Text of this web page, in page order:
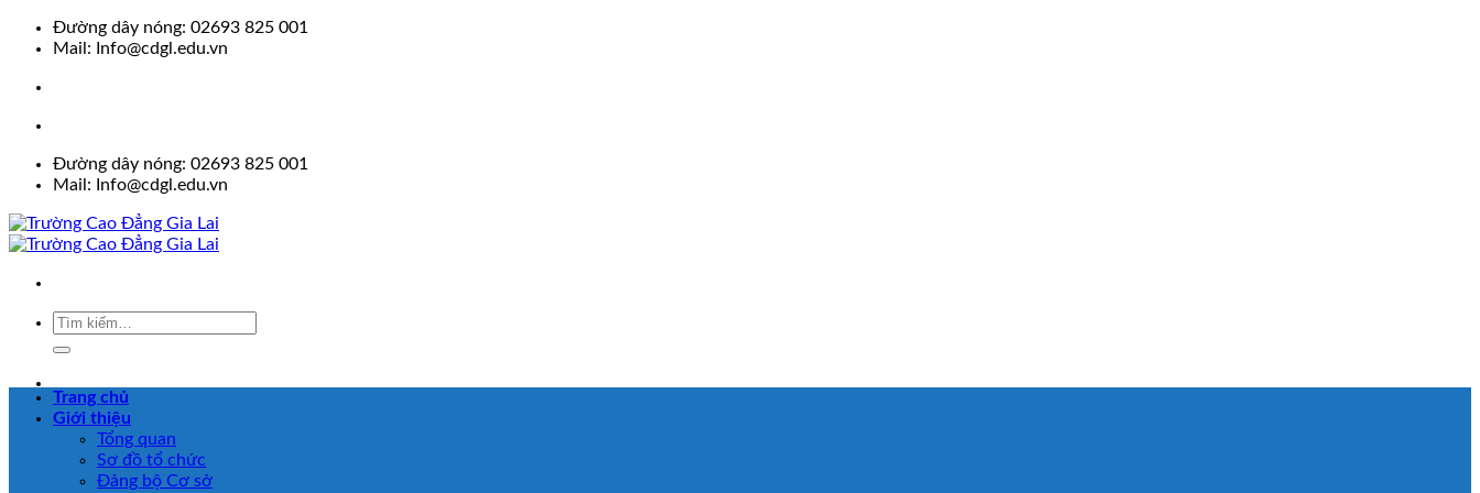
Skip
Đường dây nóng: 02693 825 001
Mail: Info@cdgl.edu.vn
Đường dây nóng: 02693 825 001
Mail: Info@cdgl.edu.vn
Trang chủ
Giới thiệu
Tổng quan
Sơ đồ tổ chức
Đảng bộ Cơ sở